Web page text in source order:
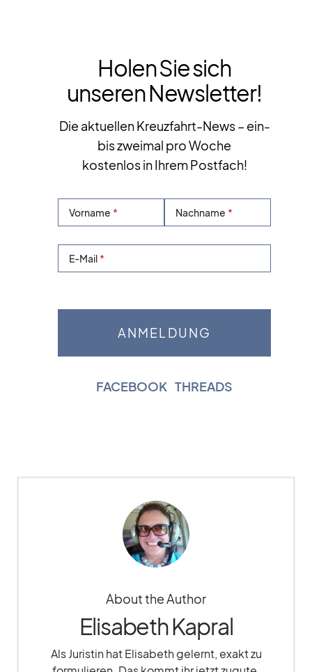
Holen Sie sich
unseren Newsletter!
Die aktuellen Kreuzfahrt-News – ein-
bis zweimal pro Woche
kostenlos in Ihrem Postfach!
Vorname Nachname
E-Mail
FACEBOOK THREADS
About the Author
Elisabeth Kapral
Als Juristin hat Elisabeth gelernt, exakt zu